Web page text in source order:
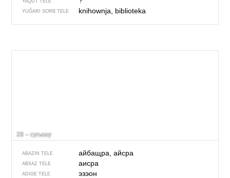
YAQUT TELE
YUĞARI SORB TELE knihownja, biblioteka
28 – сугышу
ABAZIN TELE айбащра, айсра
ABXAZ TELE аисра
ADIGE TELE эзэон